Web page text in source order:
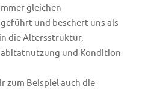
gleichen
und beschert uns als
die Altersstruktur,
und Kondition
zum Beispiel auch die